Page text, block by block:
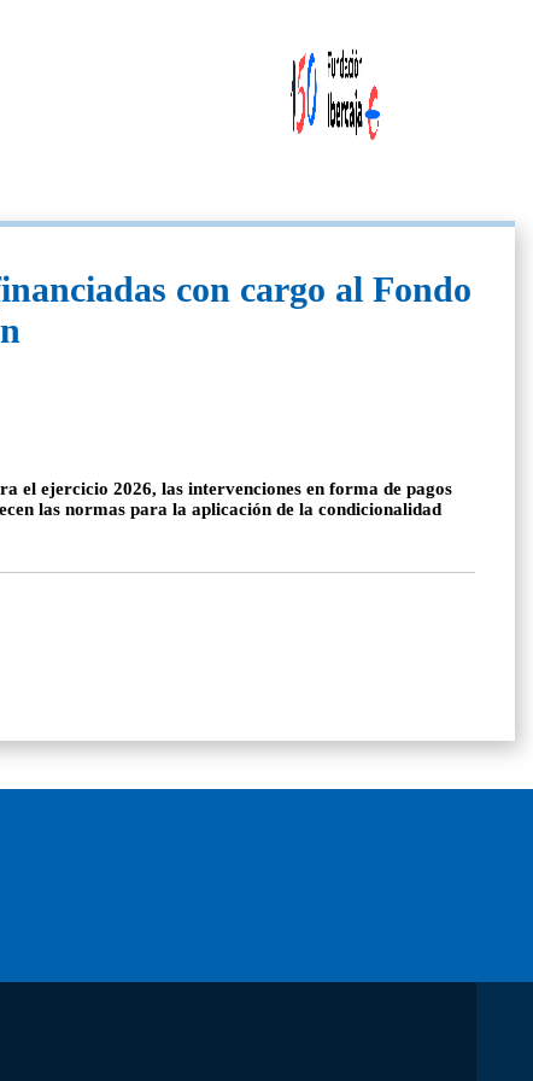
con cargo al Fondo
el ejercicio 2026, las intervenciones en forma de pagos
las normas para la aplicación de la condicionalidad